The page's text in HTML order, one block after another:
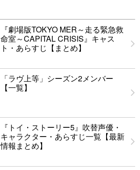
『劇場版TOKYO MER～走る緊急救
命室～CAPITAL CRISIS』キャス
ト・あらすじ【まとめ】
「ラヴ上等」シーズン2メンバー
【一覧】
『トイ・ストーリー5』吹替声優・
キャラクター・あらすじ一覧【最新
情報まとめ】